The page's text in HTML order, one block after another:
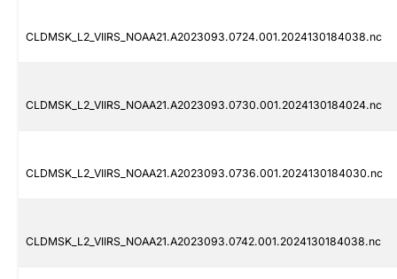
CLDMSK_L2_VIIRS_NOAA21.A2023093.0724.001.2024130184038.nc
CLDMSK_L2_VIIRS_NOAA21.A2023093.0730.001.2024130184024.nc
CLDMSK_L2_VIIRS_NOAA21.A2023093.0736.001.2024130184030.nc
CLDMSK_L2_VIIRS_NOAA21.A2023093.0742.001.2024130184038.nc